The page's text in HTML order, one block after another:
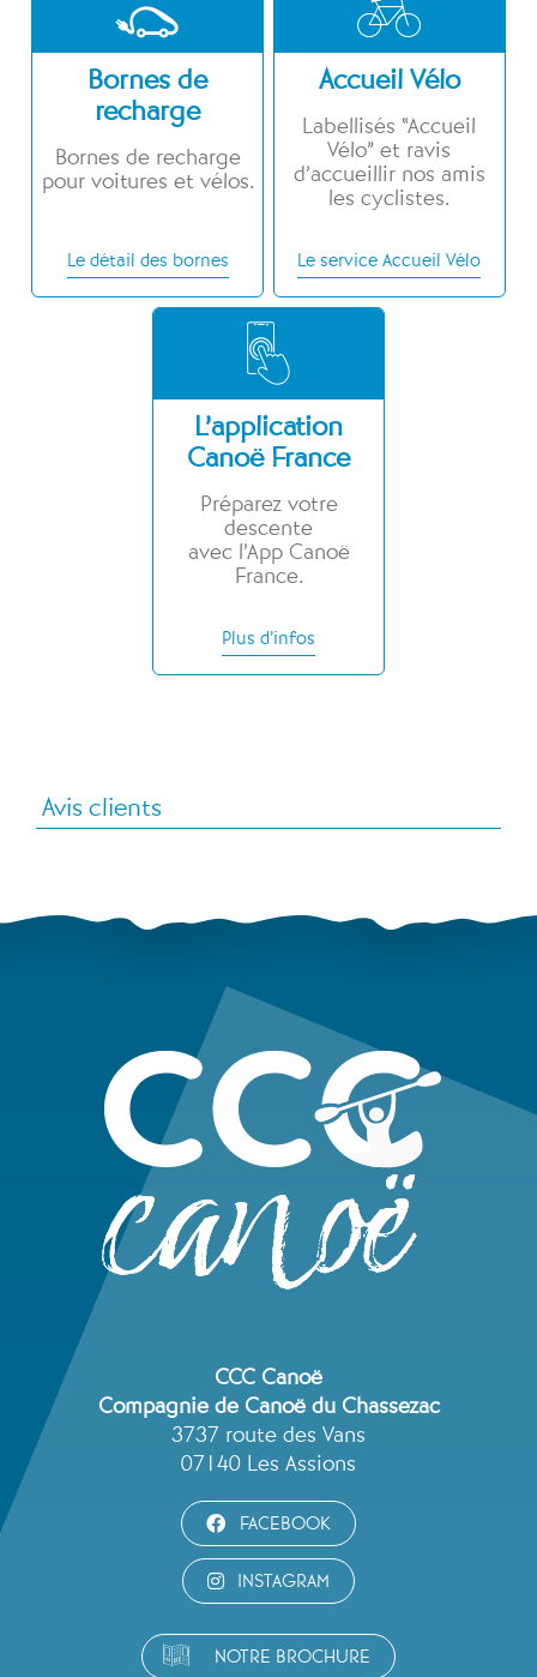
Bornes de
recharge
Bornes de recharge
pour voitures et vélos.
Le détail des bornes
Accueil Vélo
Labellisés “Accueil
Vélo” et ravis
d’accueillir nos amis
les cyclistes.
Le service Accueil Vélo
L’application
Canoë France
Préparez votre
descente
avec l’App Canoë
France.
Plus d’infos
Avis clients
CCC Canoë
Compagnie de Canoë du Chassezac
3737 route des Vans
07140 Les Assions
FACEBOOK
INSTAGRAM
NOTRE BROCHURE